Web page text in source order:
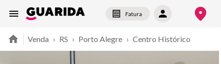
Fatura
Venda › RS › Porto Alegre › Centro Histórico